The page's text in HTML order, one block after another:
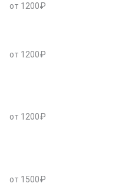
от 1200₽
от 1200₽
от 1200₽
от 1500₽